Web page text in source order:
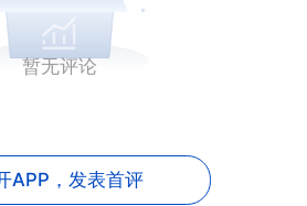
暂无评论
APP，发表首评